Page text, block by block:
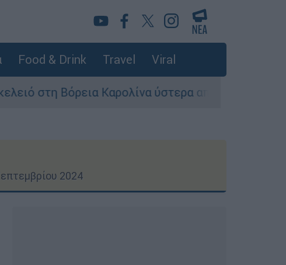
Food & Drink Travel Viral
Καρολίνα ύστερα από πυροβολισμούς: Νεκροί
2024